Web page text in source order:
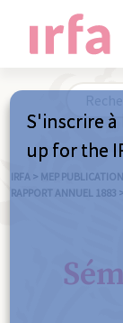
IRFA > MEP
RAPPORT ANNUEL 1883 >
S'inscrire à
up for the